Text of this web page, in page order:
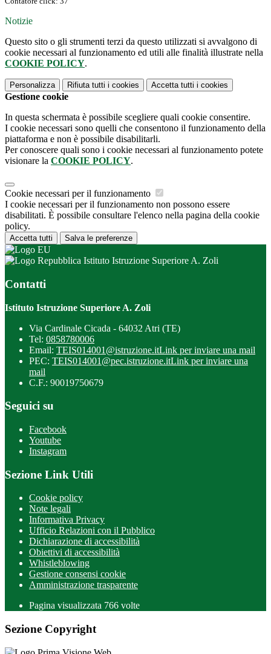
Notizie
Questo sito o gli strumenti terzi da questo utilizzati si avvalgono di
cookie necessari al funzionamento ed utili alle finalità illustrate nella
COOKIE POLICY.
Personalizza Rifiuta tutti i cookies Accetta tutti i cookies
Gestione cookie
In questa schermata è possibile scegliere quali cookie consentire.
I cookie necessari sono quelli che consentono il funzionamento della
piattaforma e non è possibile disabilitarli.
Per conoscere quali sono i cookie necessari al funzionamento potete
visionare la COOKIE POLICY.
Cookie necessari per il funzionamento
I cookie necessari per il funzionamento non possono essere
disabilitati. È possibile consultare l'elenco nella pagina della cookie
policy.
Accetta tutti Salva le preferenze
Istituto Istruzione Superiore A. Zoli
Contatti
Istituto Istruzione Superiore A. Zoli
Via Cardinale Cicada - 64032 Atri (TE)
Tel: 0858780006
Email: TEIS014001@istruzione.itLink per inviare una mail
PEC: TEIS014001@pec.istruzione.itLink per inviare una
mail
C.F.: 90019750679
Seguici su
Facebook
Youtube
Instagram
Sezione Link Utili
Cookie policy
Note legali
Informativa Privacy
Ufficio Relazioni con il Pubblico
Dichiarazione di accessibilità
Obiettivi di accessibilità
Whistleblowing
Gestione consensi cookie
Amministrazione trasparente
Pagina visualizzata 766 volte
Sezione Copyright